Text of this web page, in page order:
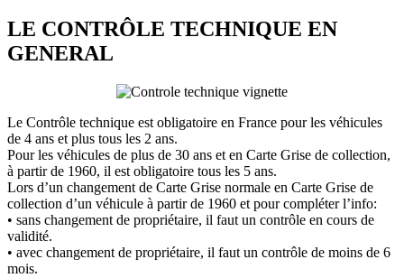
LE CONTRÔLE TECHNIQUE EN
GENERAL
Le Contrôle technique est obligatoire en France pour les véhicules
de 4 ans et plus tous les 2 ans.
Pour les véhicules de plus de 30 ans et en Carte Grise de collection,
à partir de 1960, il est obligatoire tous les 5 ans.
Lors d’un changement de Carte Grise normale en Carte Grise de
collection d’un véhicule à partir de 1960 et pour compléter l’info:
• sans changement de propriétaire, il faut un contrôle en cours de
validité.
• avec changement de propriétaire, il faut un contrôle de moins de 6
mois.